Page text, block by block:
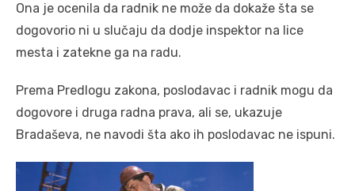
Ona je ocenila da radnik ne može da dokaže šta se
dogovorio ni u slučaju da dodje inspektor na lice
mesta i zatekne ga na radu.
Prema Predlogu zakona, poslodavac i radnik mogu da
dogovore i druga radna prava, ali se, ukazuje
Bradaševa, ne navodi šta ako ih poslodavac ne ispuni.